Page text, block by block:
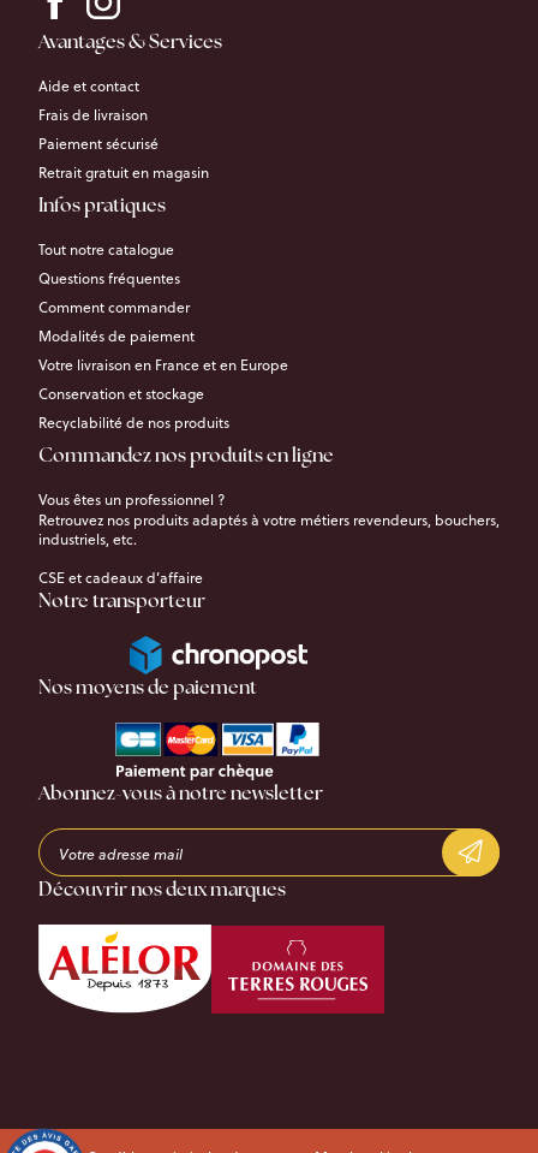
Avantages & Services
Aide et contact
Frais de livraison
Paiement sécurisé
Retrait gratuit en magasin
Infos pratiques
Tout notre catalogue
Questions fréquentes
Comment commander
Modalités de paiement
Votre livraison en France et en Europe
Conservation et stockage
Recyclabilité de nos produits
Commandez nos produits en ligne
Vous êtes un professionnel ?
Retrouvez nos produits adaptés à votre métiers revendeurs, bouchers,
industriels, etc.
CSE et cadeaux d’affaire
Notre transporteur
Nos moyens de paiement
Abonnez-vous à notre newsletter
Découvrir nos deux marques